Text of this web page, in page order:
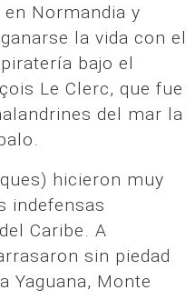
Normandia y
la vida con el
bajo el
Le Clerc, que fue
del mar la
hicieron muy
indefensas
Caribe. A
sin piedad
Yaguana, Monte